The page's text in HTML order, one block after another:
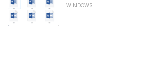
WINDOWS